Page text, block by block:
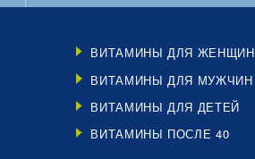
ВИТАМИНЫ ДЛЯ ЖЕНЩИН
ВИТАМИНЫ ДЛЯ МУЖЧИН
ВИТАМИНЫ ДЛЯ ДЕТЕЙ
ВИТАМИНЫ ПОСЛЕ 40